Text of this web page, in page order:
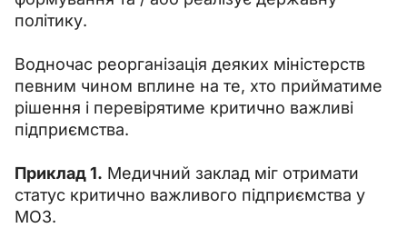
політику.
Водночас реорганізація деяких міністерств
певним чином вплине на те, хто прийматиме
рішення і перевірятиме критично важливі
підприємства.
Приклад 1. Медичний заклад міг отримати
статус критично важливого підприємства у
МОЗ.